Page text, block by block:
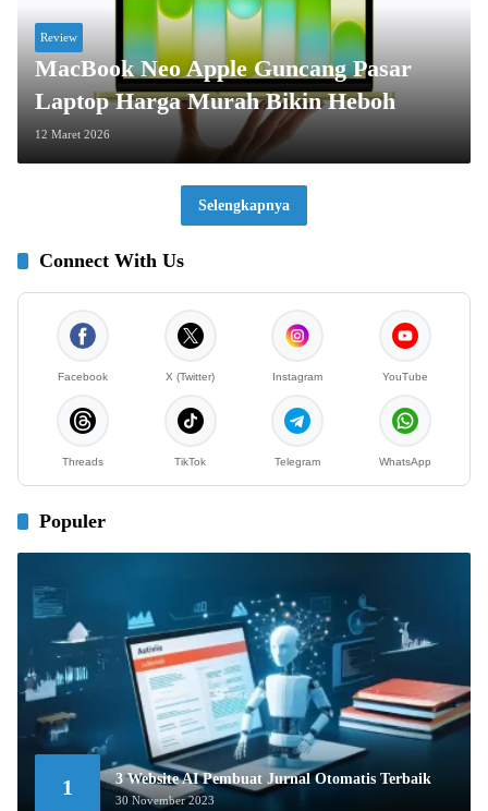
Review
MacBook Neo Apple Guncang Pasar
Laptop Harga Murah Bikin Heboh
12 Maret 2026
Selengkapnya
Connect With Us
Facebook X (Twitter) Instagram YouTube
Threads TikTok Telegram WhatsApp
Populer
1 3 Website AI Pembuat Jurnal Otomatis Terbaik
30 November 2023